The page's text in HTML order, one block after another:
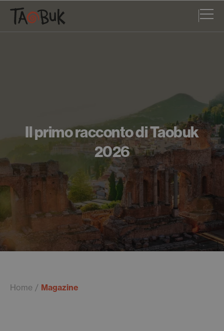
Il primo racconto di Taobuk
2026
Home Magazine